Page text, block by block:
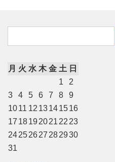
月 火 水 木 金 土 日
1
2
3
4 5 6 7 8
9
1011 12 13141516
17 18192021 22 23
24252627 282930
31